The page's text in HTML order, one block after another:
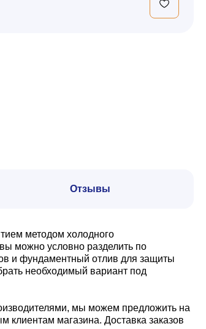
Отзывы
методом холодного
можно условно разделить по
и фундаментный отлив для защиты
необходимый вариант под
мы можем предложить на
магазина. Доставка заказов